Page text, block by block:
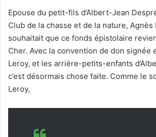
Epouse du petit-fils d’Albert-Jean
Club de la chasse et de la nature, Agnès
souhaitait que ce fonds épistolaire
Cher. Avec la convention de don signée
Leroy, et les arrière-petits-enfants
c’est désormais chose faite. Comme le
Leroy,